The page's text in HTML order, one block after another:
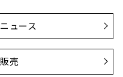
ニュース
販売